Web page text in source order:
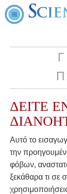
ΔΕΙΤΕ
Αυτό το
την
φόβων,
ξεκάθαρα τι σε